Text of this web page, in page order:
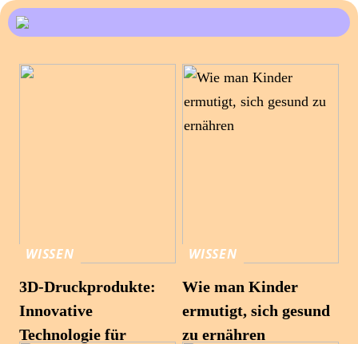
WISSEN
3D-Druckprodukte:
Innovative
Technologie für
WISSEN
Wie man Kinder
ermutigt, sich gesund
zu ernähren